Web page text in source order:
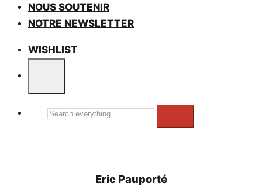
NOUS SOUTENIR
NOTRE NEWSLETTER
WISHLIST
Search
Eric Pauporté